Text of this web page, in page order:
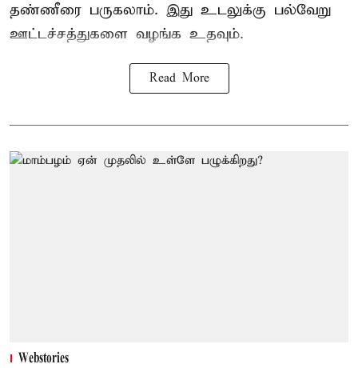
தண்ணீரை பருகலாம். இது உடலுக்கு பல்வேறு
ஊட்டச்சத்துகளை வழங்க உதவும்.
Read More
Webstories